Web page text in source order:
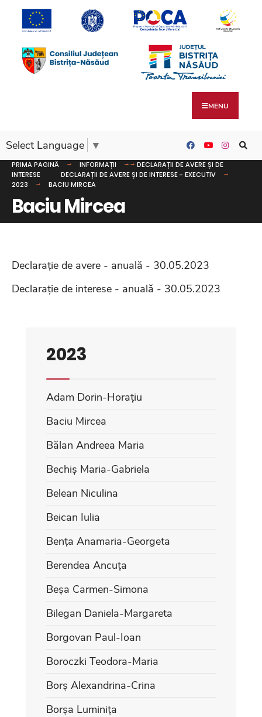
MENU
Select Language ▼
PRIMA PAGINĂ INFORMAȚII
DECLARAȚII DE AVERE ȘI DE
INTERESE
DECLARAȚII DE AVERE ȘI DE INTERESE - EXECUTIV
2023
BACIU MIRCEA
Baciu Mircea
Declarație de avere - anuală - 30.05.2023
Declarație de interese - anuală - 30.05.2023
2023
Adam Dorin-Horațiu
Baciu Mircea
Bălan Andreea Maria
Bechiș Maria-Gabriela
Belean Niculina
Beican Iulia
Bența Anamaria-Georgeta
Berendea Ancuța
Beșa Carmen-Simona
Bilegan Daniela-Margareta
Borgovan Paul-Ioan
Boroczki Teodora-Maria
Borș Alexandrina-Crina
Borșa Luminița